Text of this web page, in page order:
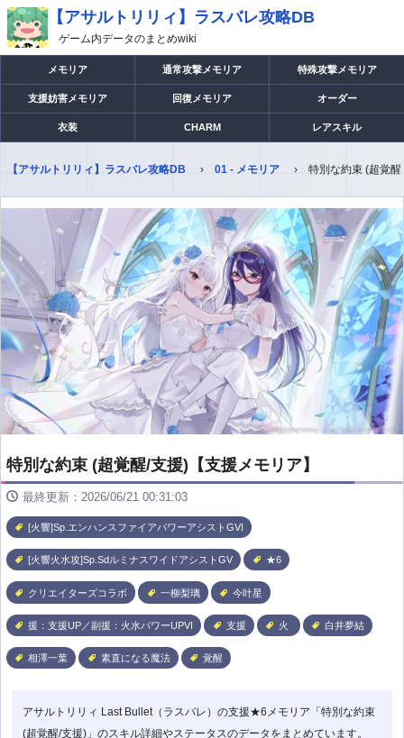
【アサルトリリィ】ラスバレ攻略DB
ゲーム内データのまとめwiki
メモリア 通常攻撃メモリア 特殊攻撃メモリア
支援妨害メモリア 回復メモリア オーダー
衣装 CHARM レアスキル
【アサルトリリィ】ラスバレ攻略DB 01 - メモリア 特別な約束 (超覚
特別な約束 (超覚醒/支援)【支援メモリア】
最終更新：2026/06/21 00:31:03
[火響]Sp.エンハンスファイアパワーアシストGVI
[火響火水攻]Sp.SdルミナスワイドアシストGV ★6
クリエイターズコラボ 一柳梨璃 今叶星
援：支援UP／副援：火水パワーUPVI 支援 火 白井夢結
相澤一葉 素直になる魔法 覚醒
アサルトリリィ Last Bullet（ラスバレ）の支援★6メモリア「特別な約束
(超覚醒/支援)」のスキル詳細やステータスのデータをまとめています。